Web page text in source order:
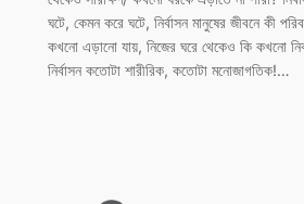
ঘটে, কেমন করে ঘটে, নির্বাসন মানুষের জীবনে কী
কখনো এড়ানো যায়, নিজের ঘরে থেকেও কি কখনো
নির্বাসন কতোটা শারীরিক, কতোটা মনোজাগতিক!…